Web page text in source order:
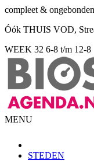
compleet &
Óók THUIS VOD,
WEEK 32 6-8 t/m 12-8
MENU
STEDEN